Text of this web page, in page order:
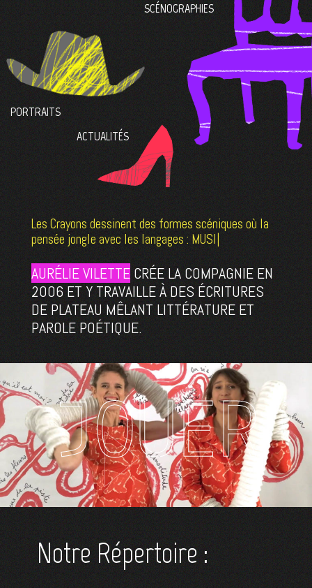
ACTUALITÉS
PORTRAITS
SCÉNOGRAPHIES
Les Crayons dessinent des formes scéniques où la
pensée jongle avec les langages : OBJETS
AURÉLIE VILETTECRÉE LA COMPAGNIE EN
2006 ET Y TRAVAILLE À DES ÉCRITURES
DE PLATEAU MÊLANT LITTÉRATURE ET
PAROLE POÉTIQUE.
JOUER
Notre Répertoire :